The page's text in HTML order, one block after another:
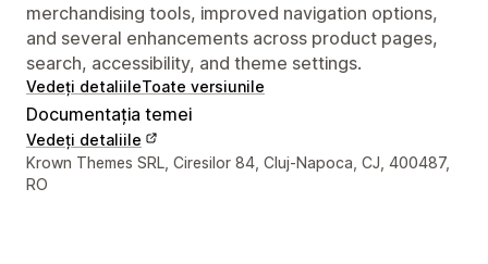
merchandising tools, improved navigation options,
and several enhancements across product pages,
search, accessibility, and theme settings.
Vedeți detaliileToate versiunile
Documentația temei
Vedeți detaliile
Detaliile de contact ale designerului
Krown Themes SRL, Ciresilor 84, Cluj-Napoca, CJ, 400487,
RO